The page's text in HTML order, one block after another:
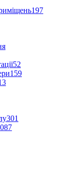
197
52
159
301